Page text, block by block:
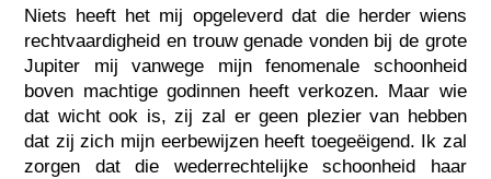
Niets heeft het mij opgeleverd dat die herder wiens
rechtvaardigheid en trouw genade vonden bij de grote
Jupiter mij vanwege mijn fenomenale schoonheid
boven machtige godinnen heeft verkozen. Maar wie
dat wicht ook is, zij zal er geen plezier van hebben
dat zij zich mijn eerbewijzen heeft toegeëigend. Ik zal
zorgen dat die wederrechtelijke schoonheid haar